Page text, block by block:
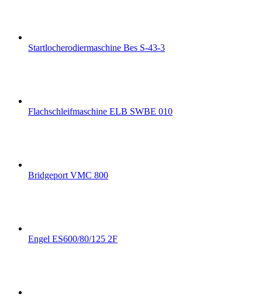
Startlocherodiermaschine Bes S-43-3
Flachschleifmaschine ELB SWBE 010
Bridgeport VMC 800
Engel ES600/80/125 2F